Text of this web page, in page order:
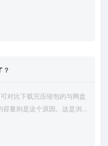
？
对比下载完压缩包的与网盘
容量则是这个原因。这是浏